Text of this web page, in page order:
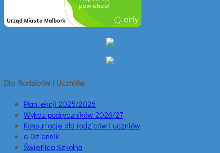
Dla Rodziców i Uczniów
Plan lekcji 2025/2026
Wykaz podręczników 2026/27
Konsultacje dla rodziców i uczniów
e-Dziennik
Świetlica Szkolna